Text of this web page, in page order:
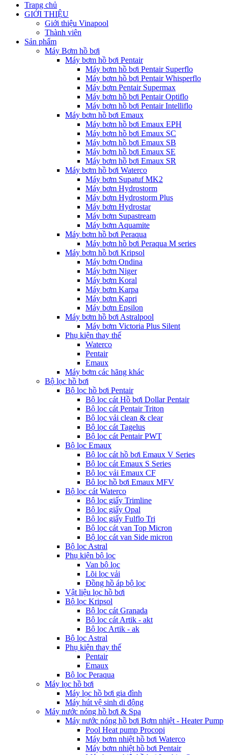
Trang chủ
GIỚI THIỆU
Giới thiệu Vinapool
Thành viên
Sản phẩm
Máy Bơm hồ bơi
Máy bơm hồ bơi Pentair
Máy bơm hồ bơi Pentair Superflo
Máy bơm hồ bơi Pentair Whisperflo
Máy bơm Pentair Supermax
Máy bơm hồ bơi Pentair Optiflo
Máy bơm hồ bơi Pentair Intelliflo
Máy bơm hồ bơi Emaux
Máy bơm hồ bơi Emaux EPH
Máy bơm hồ bơi Emaux SC
Máy bơm hồ bơi Emaux SB
Máy bơm hồ bơi Emaux SE
Máy bơm hồ bơi Emaux SR
Máy bơm hồ bơi Waterco
Máy bơm Supatuf MK2
Máy bơm Hydrostorm
Máy bơm Hydrostorm Plus
Máy bơm Hydrostar
Máy bơm Supastream
Máy bơm Aquamite
Máy bơm hồ bơi Peraqua
Máy bơm hồ bơi Peraqua M series
Máy bơm hồ bơi Kripsol
Máy bơm Ondina
Máy bơm Niger
Máy bơm Koral
Máy bơm Karpa
Máy bơm Kapri
Máy bơm Epsilon
Máy bơm hồ bơi Astralpool
Máy bơm Victoria Plus Silent
Phụ kiện thay thế
Waterco
Pentair
Emaux
Máy bơm các hãng khác
Bộ lọc hồ bơi
Bộ lọc hồ bơi Pentair
Bộ lọc cát Hồ bơi Dollar Pentair
Bộ lọc cát Pentair Triton
Bộ lọc vải clean & clear
Bộ lọc cát Tagelus
Bộ lọc cát Pentair PWT
Bộ lọc Emaux
Bộ lọc cát hồ bơi Emaux V Series
Bộ lọc cát Emaux S Series
Bộ lọc vải Emaux CF
Bô lọc hồ bơi Emaux MFV
Bộ lọc cát Waterco
Bộ lọc giấy Trimline
Bộ lọc giấy Opal
Bộ lọc giấy Fulflo Tri
Bộ lọc cát van Top Micron
Bộ lọc cát van Side micron
Bộ lọc Astral
Phụ kiện bộ lọc
Van bộ lọc
Lõi lọc vải
Đồng hồ áp bộ lọc
Vật liệu lọc hồ bơi
Bộ lọc Kripsol
Bộ lọc cát Granada
Bộ lọc cát Artik - akt
Bộ lọc Artik - ak
Bộ lọc Astral
Phụ kiện thay thế
Pentair
Emaux
Bộ lọc Peraqua
Máy lọc hồ bơi
Máy lọc hồ bơi gia đình
Máy hút vệ sinh di động
Máy nước nóng hồ bơi & Spa
Máy nước nóng hồ bơi Bơm nhiệt - Heater Pump
Pool Heat pump Procopi
Máy bơm nhiệt hồ bơi Waterco
Máy bơm nhiệt hồ bơi Pentair